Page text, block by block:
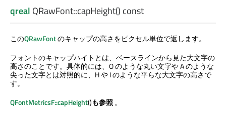
qreal QRawFont::capHeight() const
このQRawFontのキャップの高さをピクセル単位で返します。
フォントのキャップハイトとは、ベースラインから見た大文字の
高さのことです。具体的には、O のような丸い文字や A のような
尖った文字とは対照的に、H や I のような平らな大文字の高さで
す。
QFontMetricsF::capHeight()も参照 。